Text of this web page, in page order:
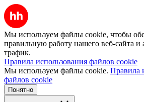
Мы используем файлы cookie, чтобы
правильную работу нашего веб-сайта и
трафик.
Правила использования файлов cookie
Мы используем файлы cookie. Правила
файлов cookie
Понятно